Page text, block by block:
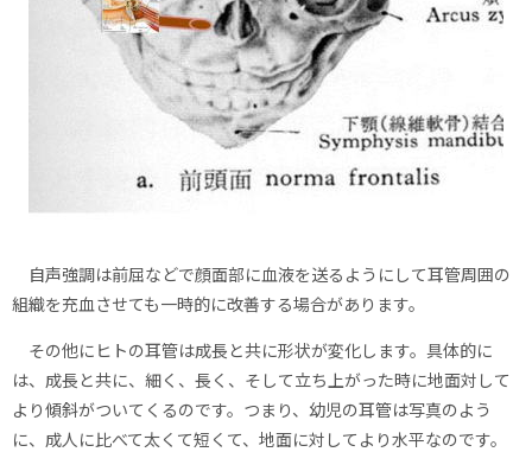
自声強調は前屈などで顔面部に血液を送るようにして耳管周囲の
組織を充血させても一時的に改善する場合があります。
その他にヒトの耳管は成長と共に形状が変化します。具体的に
は、成長と共に、細く、長く、そして立ち上がった時に地面対して
より傾斜がついてくるのです。つまり、幼児の耳管は写真のよう
に、成人に比べて太くて短くて、地面に対してより水平なのです。